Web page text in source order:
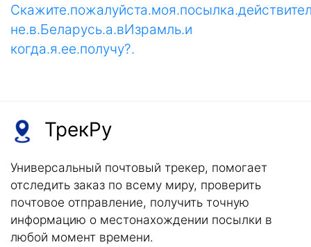
не.в.Беларусь.а.вИзрамль.и
когда.я.ее.получу?.
ТрекРу
Универсальный почтовый трекер, помогает
отследить заказ по всему миру, проверить
почтовое отправление, получить точную
информацию о местонахождении посылки в
любой момент времени.